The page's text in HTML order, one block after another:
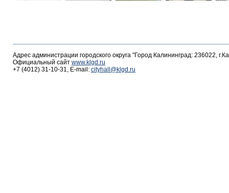
Адрес администрации городского округа "Город Калининград: 236022,
Официальный сайт www.klgd.ru
+7 (4012) 31-10-31, E-mail: cityhall@klgd.ru